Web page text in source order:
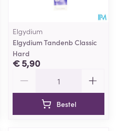
Elgydium
Elgydium Tandenb Classic
Hard
€ 5,90
Bestel